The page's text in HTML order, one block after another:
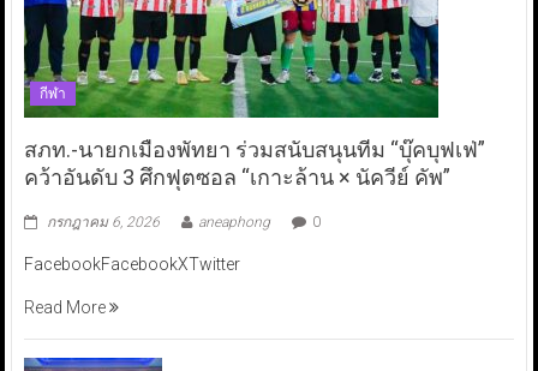
กีฬา
สภท.-นายกเมืองพัทยา ร่วมสนับสนุนทีม “บุ๊คบุฟเฟ่”
คว้าอันดับ 3 ศึกฟุตซอล “เกาะล้าน × นัควีย์ คัพ”
กรกฎาคม 6, 2026 aneaphong 0
FacebookFacebookXTwitter
Read More